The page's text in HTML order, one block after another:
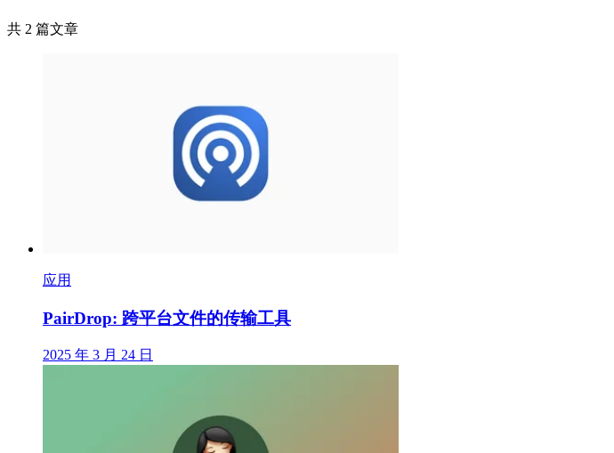
共 2 篇文章
应用
PairDrop: 跨平台文件的传输工具
2025 年 3 月 24 日